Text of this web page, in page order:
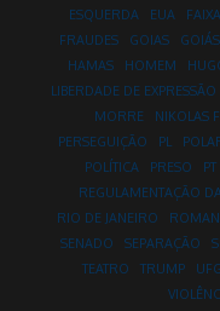
ESQUERDA
EUA
FRAUDES
GOIAS GOIÁS
HAMAS
HOMEM
LIBERDADE DE EXPRESSÃO
MORRE
NIKOLAS
PERSEGUIÇÃO
PL
POLÍTICA
PRESO PT
REGULAMENTAÇÃO
RIO DE JANEIRO
SENADO
SEPARAÇÃO
TEATRO
TRUMP UFG